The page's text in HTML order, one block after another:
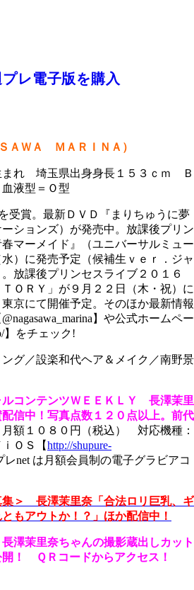
レ電子版を購入
ＡＷＡ ＭＡＲＩＮＡ）
まれ 埼玉県出身身長１５３ｃｍ Ｂ
液型＝Ｏ型
受賞。最新ＤＶＤ『まりちゅうに夢
ションズ）が発売中。放課後プリン
マーメイド』（ユニバーサルミュー
）に発売予定（候補生ｖｅｒ．ジャ
放課後プリンセスライブ２０１６
ＯＲＹ」が９月２２日（木・祝）に
京にて開催予定。そのほか最新情報
】や公式ホームペー
】をチェック!
グ／設楽和代ヘア＆メイク／南野景
コンテンツＷＥＥＫＬＹ 長澤茉里
信中！ 写真点数１２０点以上。前代
月額１０８０円（税込） 対応機種：
ＯＳ【http://shupure-
レnet は月額会員制の電子グラビアコ
＞ 長澤茉里奈「合法ロリ巨乳、ギ
もアウトか！？」ほか配信中！
澤茉里奈ちゃんの撮影蔵出しカット
！ ＱＲコードからアクセス！